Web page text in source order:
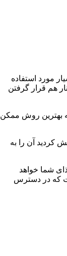
مورد استفاده
هم قرار گرفتن
بهترین روش ممکن
کردید آن را به
شما خواهد
که در دسترس